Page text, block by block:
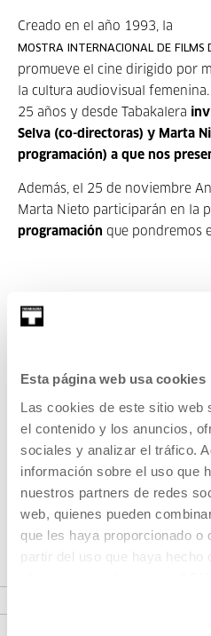
Esta página web usa cookies
Las cookies de este sitio web
el contenido y los anuncios,
sociales y analizar el tráfico.
información sobre el uso que
nuestros partners de redes
web, quienes pueden
que les haya proporcionado o
partir del uso que haya hecho
Creado en el año 1993, la
MOSTRA INTERNACIONAL DE FILMS
promueve el cine dirigido por
la cultura audiovisual
25 años y desde Tabakalera
Selva (co-directoras) y Marta
programación) a que nos
Además, el 25 de noviembre
Marta Nieto participarán en la
programación que pondremos
Pertenece a Cartas blancas (CB)
Pertenece a
blancas (CB)
Invitación a festivales, críticos,
internacionales para que
y establecer lazos de